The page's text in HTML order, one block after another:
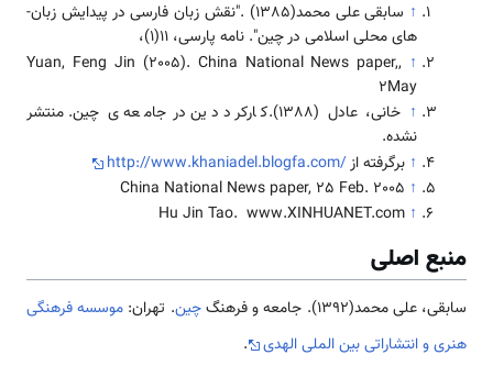
↑
سابقی علی محمد(1385) ."نقش زبان فارسی در پیدایش زبان­
های محلی اسلامی در چین". نامه پارسی، 11(1)،
↑
,Yuan, Feng Jin (2005). China National News paper,
2May
↑
خانی، عادل (1388).کارکرد دین در جامعه ­ی چین. منتشر
نشده.
↑ برگرفته ازhttp://www.khaniadel.blogfa.com/
↑
China National News paper, 25 Feb. 2005
↑
Hu Jin Tao. www.XINHUANET.com
منبع اصلی
سابقی، علی محمد(1392). جامعه و فرهنگ چین. تهران: موسسه فرهنگی
هنری و انتشاراتی بین الملی الهدی
.